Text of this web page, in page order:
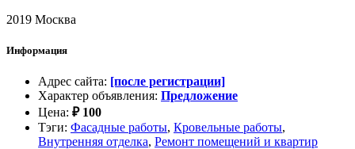
2019 Москва
Информация
Адрес сайта: [после регистрации]
Характер объявления: Предложение
Цена: ₽100
Тэги: Фасадные работы, Кровельные работы,
Внутренняя отделка, Ремонт помещений и квартир